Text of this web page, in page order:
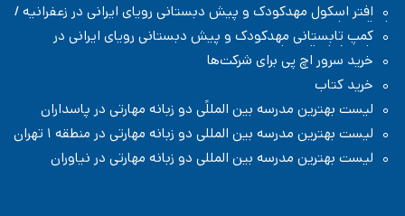
افتر اسکول مهدکودک و پیش دبستانی رویای ایرانی در زعفرانیه /
شمال تهران
کمپ تابستانی مهدکودک و پیش دبستانی رویای ایرانی در
زعفرانیه / شمال تهران
خرید سرور اچ پی برای شرکت‌ها
خرید کتاب
لیست بهترین مدرسه بین المللًی دو زبانه مهارتی در پاسداران
لیست بهترین مدرسه بین المللی دو زبانه مهارتی در منطقه ۱ تهران
لیست بهترین مدرسه بین المللی دو زبانه مهارتی در نیاوران